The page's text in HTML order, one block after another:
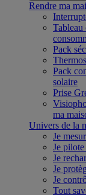
Rendre ma
Tableau
Pack
Pack
solaire
Prise
ma
Univers de la
Je
Je
Je
Je
Je
Tout